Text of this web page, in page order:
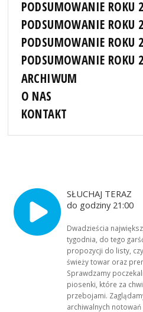
PODSUMOWANIE ROKU
PODSUMOWANIE ROKU
PODSUMOWANIE ROKU
PODSUMOWANIE ROKU
ARCHIWUM
O NAS
KONTAKT
SŁUCHAJ TERAZ
do godziny 21:00
Dwadzieścia
tygodnia, do tego
propozycji do listy,
świeży towar oraz
Sprawdzamy
piosenki, które za
przebojami.
archiwalnych